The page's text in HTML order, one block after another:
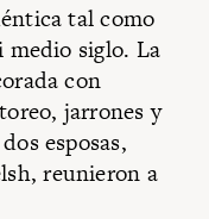
tal como
medio siglo. La
con
jarrones y
esposas,
reunieron a